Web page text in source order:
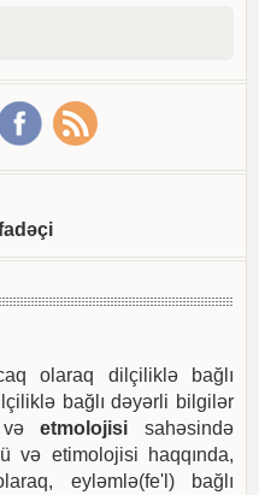
olaraq dilçiliklə bağlı
bağlı dəyərli bilgilər
vəetmolojisi sahəsində
və etimolojisi haqqında,
eyləmlə(fe'l) bağlı